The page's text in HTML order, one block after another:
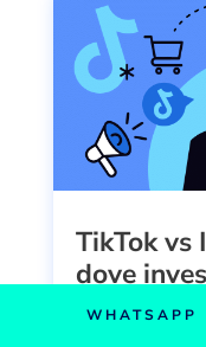
TikTok vs
dove
WHATSAPP